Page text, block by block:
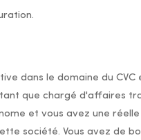
dans le domaine du
que chargé d'affaires
et vous avez une réelle
société. Vous avez de